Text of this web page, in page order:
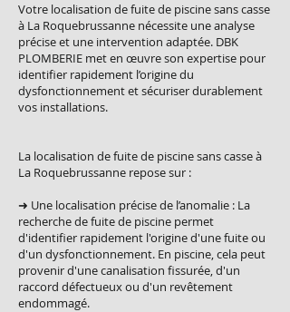
Votre localisation de fuite de piscine sans casse
à La Roquebrussanne nécessite une analyse
précise et une intervention adaptée. DBK
PLOMBERIE met en œuvre son expertise pour
identifier rapidement l’origine du
dysfonctionnement et sécuriser durablement
vos installations.
La localisation de fuite de piscine sans casse à
La Roquebrussanne repose sur :
➜ Une localisation précise de l’anomalie : La
recherche de fuite de piscine permet
d'identifier rapidement l'origine d'une fuite ou
d'un dysfonctionnement. En piscine, cela peut
provenir d'une canalisation fissurée, d'un
raccord défectueux ou d'un revêtement
endommagé.